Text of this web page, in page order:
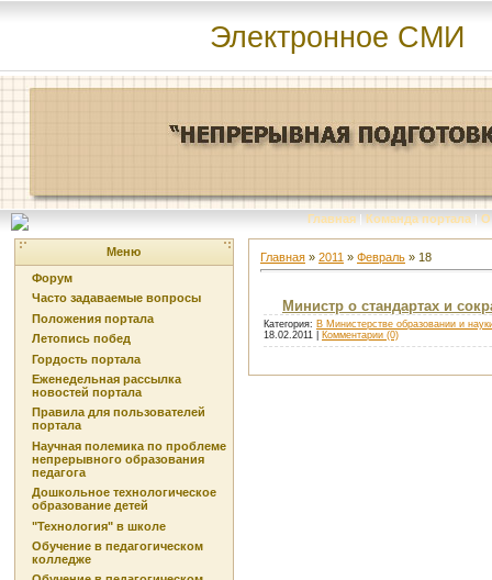
Электронное СМИ
Главная | Команда портала | О
Меню
Форум
Часто задаваемые вопросы
Положения портала
Летопись побед
Гордость портала
Еженедельная рассылка
новостей портала
Правила для пользователей
портала
Научная полемика по проблеме
непрерывного образования
педагога
Дошкольное технологическое
образование детей
"Технология" в школе
Обучение в педагогическом
колледже
Главная » 2011 » Февраль » 18
Министр о стандартах и
Категория: В Министерстве образовании и
18.02.2011
Комментарии (0)